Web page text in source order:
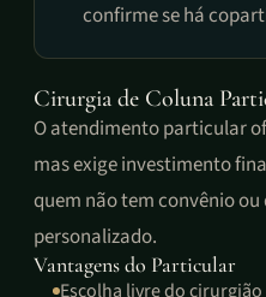
confirme se há
Cirurgia de Coluna
O atendimento particular
mas exige investimento
quem não tem convênio
personalizado.
Vantagens do Particular
Escolha livre do